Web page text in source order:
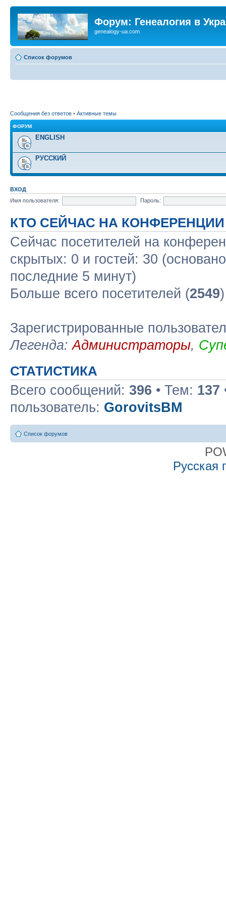
Форум: Генеалогия в
genealogy-ua.com
Список форумов
Сообщения без ответов • Активные темы
ФОРУМ
ENGLISH
РУССКИЙ
ВХОД
Имя пользователя:
Пароль:
КТО СЕЙЧАС НА КОНФЕРЕНЦИИ
Сейчас посетителей на
скрытых: 0 и гостей: 30
последние 5 минут)
Больше всего посетителей (2549
Зарегистрированные
Легенда:Администраторы,
СТАТИСТИКА
Всего сообщений: 396 • Тем: 137
пользователь: GorovitsBM
Список форумов
Русская